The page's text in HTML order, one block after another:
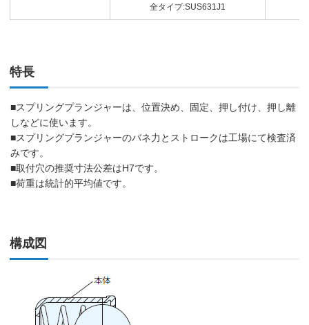
全タイプ:SUS631J1
特長
■スプリングプランジャーは、位置決め、固定、押し付け、押し離
しなどに使います。
■スプリングプランジャーのバネ力とストロークは工場にて検査済
みです。
■取付穴の推奨寸法公差はH7です。
■荷重は統計的平均値です。
構成図